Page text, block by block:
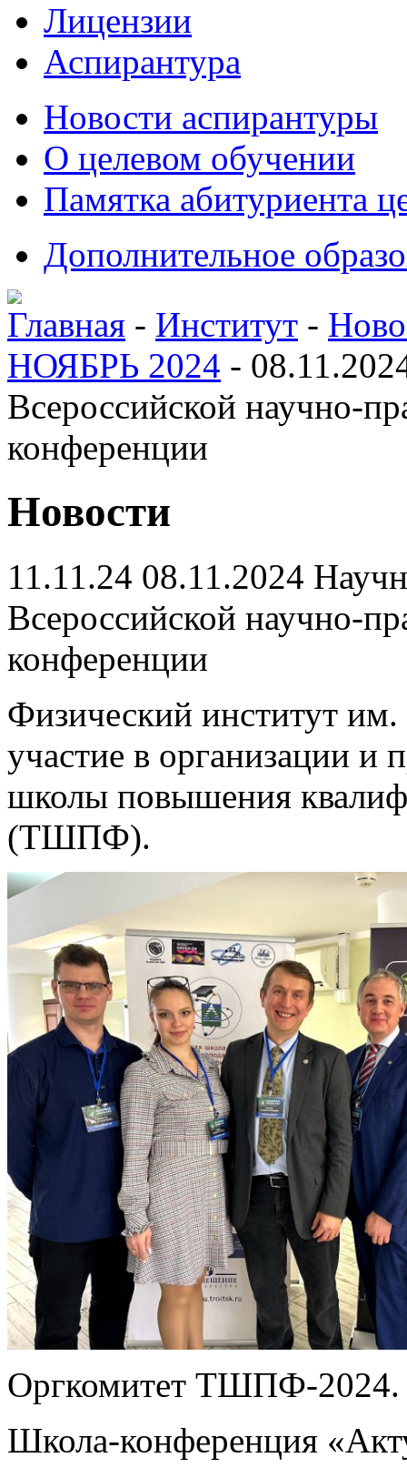
Лицензии
Аспирантура
Новости аспирантуры
О целевом обучении
Памятка абитуриента
Дополнительное
Главная - Институт -
НОЯБРЬ 2024 -
Всероссийской научно-
конференции
Новости
11.11.24 08.11.2024
Всероссийской научно-
конференции
Физический институт
участие в организации
школы повышения
(ТШПФ).
Оргкомитет ТШПФ-
Школа-конференция